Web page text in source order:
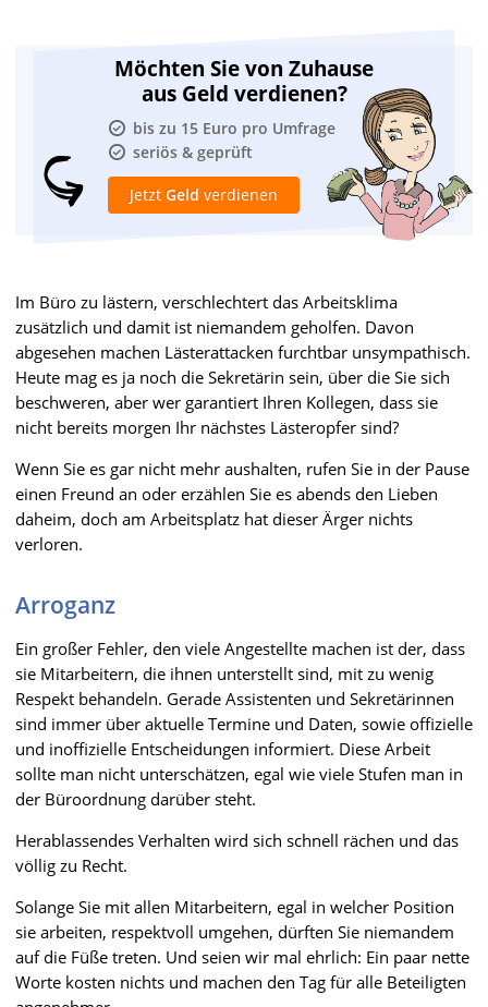
Möchten Sie von Zuhause
aus Geld verdienen?
bis zu 15 Euro pro Umfrage
seriös & geprüft
Jetzt Geld verdienen
Im Büro zu lästern, verschlechtert das Arbeitsklima
zusätzlich und damit ist niemandem geholfen. Davon
abgesehen machen Lästerattacken furchtbar unsympathisch.
Heute mag es ja noch die Sekretärin sein, über die Sie sich
beschweren, aber wer garantiert Ihren Kollegen, dass sie
nicht bereits morgen Ihr nächstes Lästeropfer sind?
Wenn Sie es gar nicht mehr aushalten, rufen Sie in der Pause
einen Freund an oder erzählen Sie es abends den Lieben
daheim, doch am Arbeitsplatz hat dieser Ärger nichts
verloren.
Arroganz
Ein großer Fehler, den viele Angestellte machen ist der, dass
sie Mitarbeitern, die ihnen unterstellt sind, mit zu wenig
Respekt behandeln. Gerade Assistenten und Sekretärinnen
sind immer über aktuelle Termine und Daten, sowie offizielle
und inoffizielle Entscheidungen informiert. Diese Arbeit
sollte man nicht unterschätzen, egal wie viele Stufen man in
der Büroordnung darüber steht.
Herablassendes Verhalten wird sich schnell rächen und das
völlig zu Recht.
Solange Sie mit allen Mitarbeitern, egal in welcher Position
sie arbeiten, respektvoll umgehen, dürften Sie niemandem
auf die Füße treten. Und seien wir mal ehrlich: Ein paar nette
Worte kosten nichts und machen den Tag für alle Beteiligten